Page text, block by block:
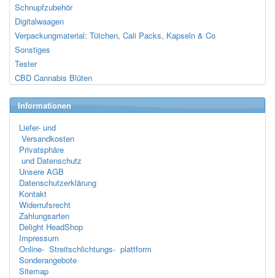
Schnupfzubehör
Digitalwaagen
Verpackungmaterial: Tütchen, Cali Packs, Kapseln & Co
Sonstiges
Tester
CBD Cannabis Blüten
Informationen
Liefer- und
Versandkosten
Privatsphäre
und Datenschutz
Unsere AGB
Datenschutzerklärung
Kontakt
Widerrufsrecht
Zahlungsarten
Delight HeadShop
Impressum
Online- Streitschlichtungs- plattform
Sonderangebote
Sitemap